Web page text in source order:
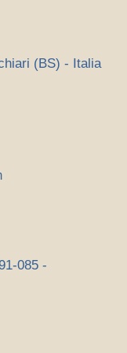
(BS) - Italia
085 -